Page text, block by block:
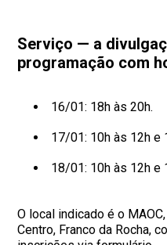
Serviço — a
programação com
16/01: 18h às 20h.
17/01: 10h às 12h e
18/01: 10h às 12h e
O local indicado é o
Centro, Franco da Rocha,